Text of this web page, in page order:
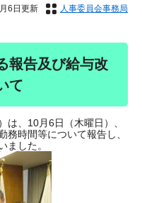
6日更新 人事委員会事務局
報告及び給与改
て
は、10月6日（木曜日）、
時間等について報告し、
ました。